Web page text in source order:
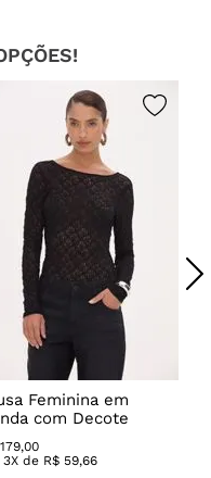
Feminina em
com Decote
179,00
3X de R$ 59,66